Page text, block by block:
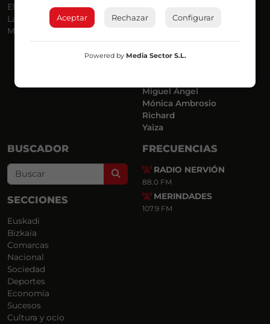
El Supermadrugador
La Mañana de Radio Nervión
Más Madrugada
Javi
José Ignacio
Joseba
Miguel Ángel
Mónica Ambrosio
Richard
Yaiza
BUSCADOR
Search
SECCIONES
Euskadi
Bizkaia
Comarcas
Nacional
Sociedad
Deportes
Economía
Sucesos
Cultura y ocio
FRECUENCIAS
RADIO NERVIÓN
88.0 FM
MERINDADES
107.9 FM
Aceptar Rechazar Configurar
Powered by Media Sector S.L.